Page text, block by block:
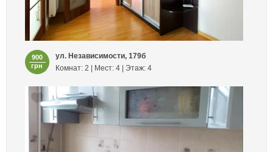
900
грн
ул. Независимости, 179б
Комнат: 2 | Мест: 4 | Этаж: 4